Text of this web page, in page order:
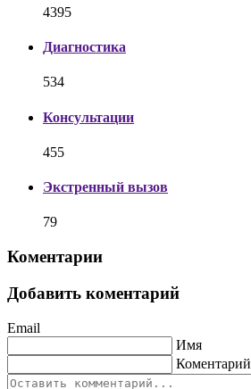
4395
Диагностика
534
Консультации
455
Экстренный вызов
79
Коментарии
Добавить коментарий
Email
Имя
Коментарий